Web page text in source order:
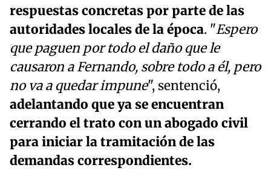
respuestas concretas por parte de las
autoridades locales de la época. "Espero
que paguen por todo el daño que le
causaron a Fernando, sobre todo a él, pero
no va a quedar impune", sentenció,
adelantando que ya se encuentran
cerrando el trato con un abogado civil
para iniciar la tramitación de las
demandas correspondientes.